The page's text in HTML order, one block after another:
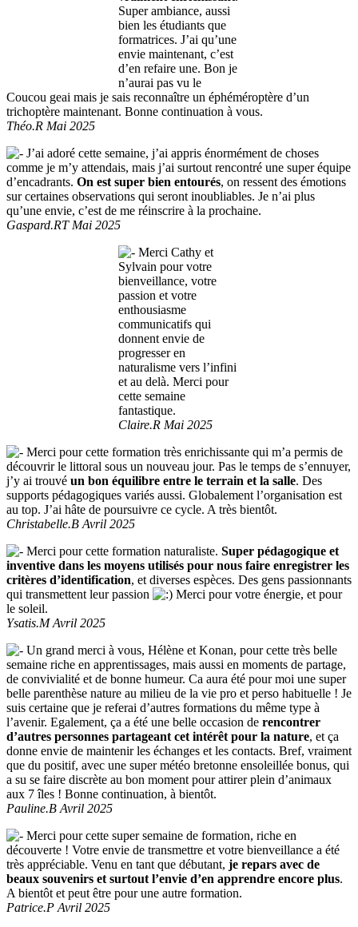
Super ambiance, aussi
bien les étudiants que
formatrices. J’ai qu’une
envie maintenant, c’est
d’en refaire une. Bon je
n’aurai pas vu le
Coucou geai mais je sais reconnaître un éphéméroptère d’un
trichoptère maintenant. Bonne continuation à vous.
Théo.R Mai 2025
J’ai adoré cette semaine, j’ai appris énormément de choses
comme je m’y attendais, mais j’ai surtout rencontré une super équipe
d’encadrants. On est super bien entourés, on ressent des émotions
sur certaines observations qui seront inoubliables. Je n’ai plus
qu’une envie, c’est de me réinscrire à la prochaine.
Gaspard.RT Mai 2025
Merci Cathy et
Sylvain pour votre
bienveillance, votre
passion et votre
enthousiasme
communicatifs qui
donnent envie de
progresser en
naturalisme vers l’infini
et au delà. Merci pour
cette semaine
fantastique.
Claire.R Mai 2025
Merci pour cette formation très enrichissante qui m’a permis de
découvrir le littoral sous un nouveau jour. Pas le temps de s’ennuyer,
j’y ai trouvé un bon équilibre entre le terrain et la salle. Des
supports pédagogiques variés aussi. Globalement l’organisation est
au top. J’ai hâte de poursuivre ce cycle. A très bientôt.
Christabelle.B Avril 2025
Merci pour cette formation naturaliste. Super pédagogique et
inventive dans les moyens utilisés pour nous faire enregistrer les
critères d’identification, et diverses espèces. Des gens passionnants
qui transmettent leur passion
Merci pour votre énergie, et pour
le soleil.
Ysatis.M Avril 2025
Un grand merci à vous, Hélène et Konan, pour cette très belle
semaine riche en apprentissages, mais aussi en moments de partage,
de convivialité et de bonne humeur. Ca aura été pour moi une super
belle parenthèse nature au milieu de la vie pro et perso habituelle ! Je
suis certaine que je referai d’autres formations du même type à
l’avenir. Egalement, ça a été une belle occasion de rencontrer
d’autres personnes partageant cet intérêt pour la nature, et ça
donne envie de maintenir les échanges et les contacts. Bref, vraiment
que du positif, avec une super météo bretonne ensoleillée bonus, qui
a su se faire discrète au bon moment pour attirer plein d’animaux
aux 7 îles ! Bonne continuation, à bientôt.
Pauline.B Avril 2025
Merci pour cette super semaine de formation, riche en
découverte ! Votre envie de transmettre et votre bienveillance a été
très appréciable. Venu en tant que débutant, je repars avec de
beaux souvenirs et surtout l’envie d’en apprendre encore plus.
A bientôt et peut être pour une autre formation.
Patrice.P Avril 2025